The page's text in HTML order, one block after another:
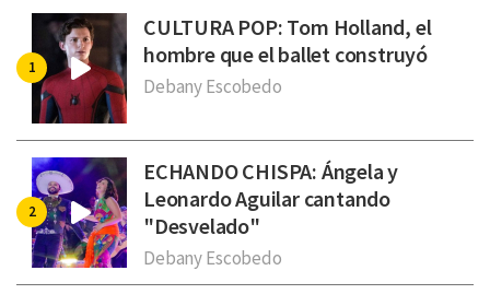
CULTURA POP: Tom Holland, el
hombre que el ballet construyó
Debany Escobedo
ECHANDO CHISPA: Ángela y
Leonardo Aguilar cantando
"Desvelado"
Debany Escobedo